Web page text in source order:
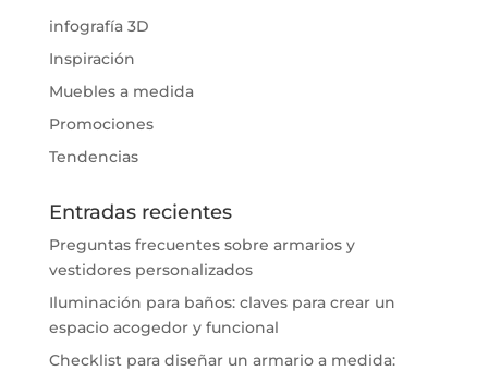
infografía 3D
Inspiración
Muebles a medida
Promociones
Tendencias
Entradas recientes
Preguntas frecuentes sobre armarios y
vestidores personalizados
Iluminación para baños: claves para crear un
espacio acogedor y funcional
Checklist para diseñar un armario a medida: